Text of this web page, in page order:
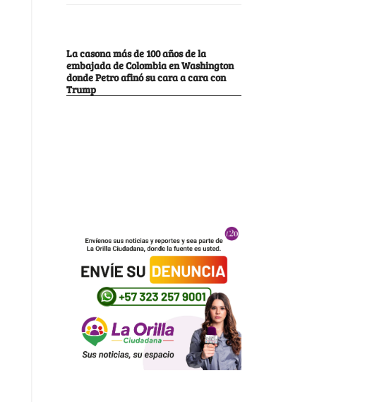
La casona más de 100 años de la
embajada de Colombia en Washington
donde Petro afinó su cara a cara con
Trump